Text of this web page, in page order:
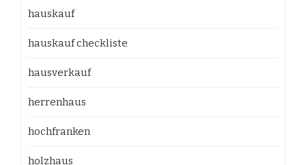
hauskauf
hauskauf checkliste
hausverkauf
herrenhaus
hochfranken
holzhaus